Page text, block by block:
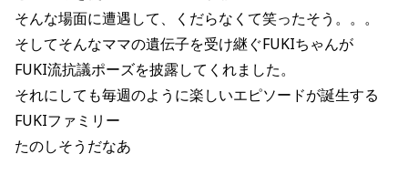
そんな場面に遭遇して、くだらなくて笑ったそう。。。
そしてそんなママの遺伝子を受け継ぐFUKIちゃんが
FUKI流抗議ポーズを披露してくれました。
それにしても毎週のように楽しいエピソードが誕生する
FUKIファミリー
たのしそうだなあ